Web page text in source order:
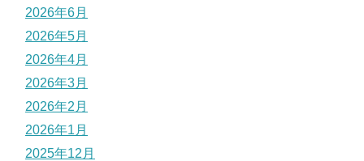
2026年6月
2026年5月
2026年4月
2026年3月
2026年2月
2026年1月
2025年12月